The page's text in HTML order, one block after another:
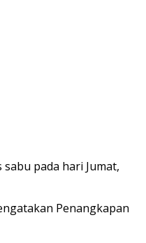
pada hari Jumat,
Penangkapan